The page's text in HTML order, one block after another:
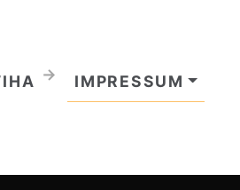
IMPRESSUM